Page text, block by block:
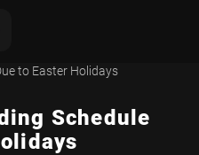
Schedule